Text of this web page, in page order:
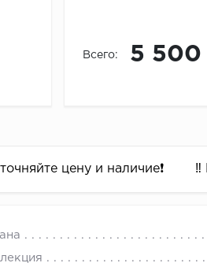
Всего: 5 500
цену и наличие❗️ ‼️